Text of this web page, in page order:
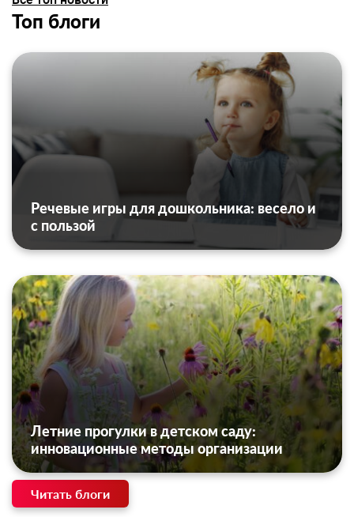
Топ блоги
Речевые игры для дошкольника: весело и
с пользой
Летние прогулки в детском саду:
инновационные методы организации
Читать блоги